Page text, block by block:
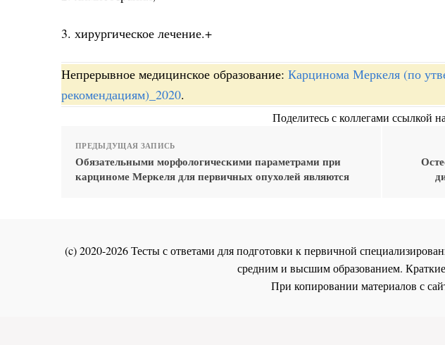
3. хирургическое лечение.+
Непрерывное медицинское образование: Карцинома Меркеля (по
рекомендациям)_2020.
Поделитесь с коллегами ссылкой
ПРЕДЫДУЩАЯ ЗАПИСЬ
Обязательными морфологическими параметрами при
карциноме Меркеля для первичных опухолей являются
(c) 2020-2026 Тесты с ответами для подготовки к первичной
средним и высшим образованием.
При копировании материалов с